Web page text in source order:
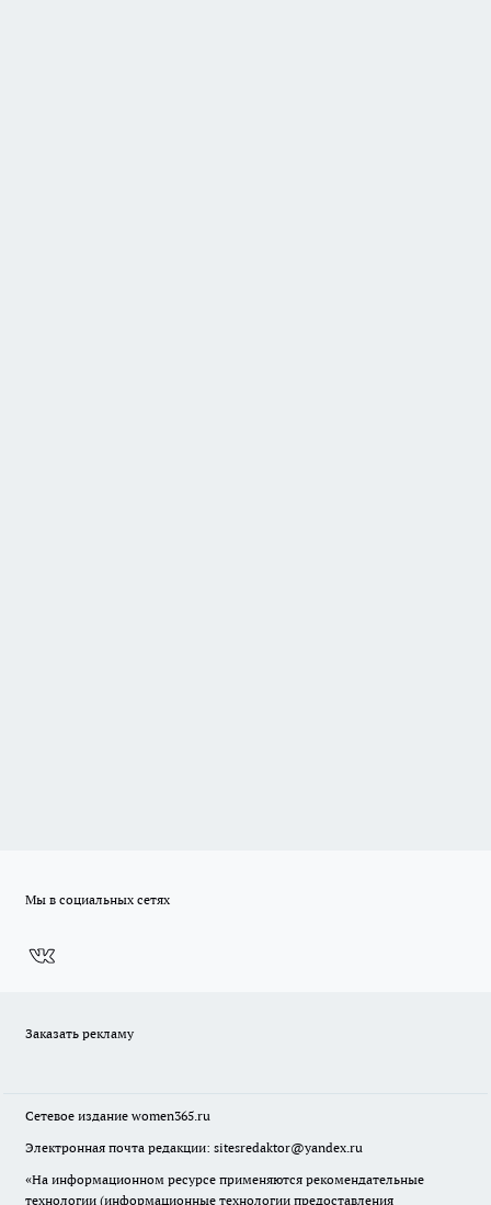
Мы в социальных сетях
Заказать рекламу
Сетевое издание women365.ru
Электронная почта редакции: sitesredaktor@yandex.ru
«На информационном ресурсе применяются рекомендательные
технологии (информационные технологии предоставления